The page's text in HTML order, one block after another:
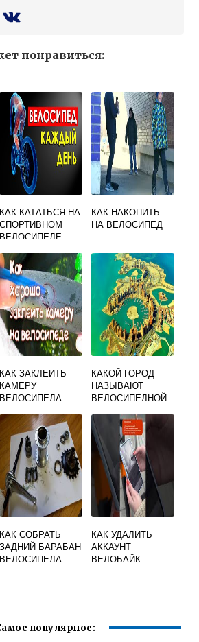
понравиться:
КАК КАТАТЬСЯ НА
СПОРТИВНОМ
ВЕЛОСИПЕДЕ
КАК НАКОПИТЬ
НА ВЕЛОСИПЕД
КАК ЗАКЛЕИТЬ
КАМЕРУ
ВЕЛОСИПЕДА
КАКОЙ ГОРОД
НАЗЫВАЮТ
ВЕЛОСИПЕДНОЙ
КАК СОБРАТЬ
ЗАДНИЙ БАРАБАН
ВЕЛОСИПЕДА
КАК УДАЛИТЬ
АККАУНТ
ВЕЛОБАЙК
популярное: